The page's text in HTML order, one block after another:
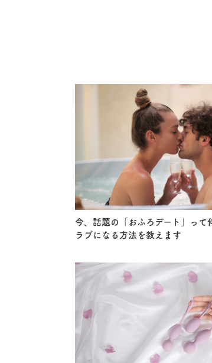
今、話題の「おふろデート」って
ラブになる方法を教えます